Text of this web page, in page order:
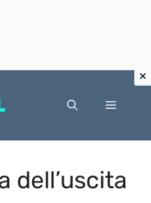
Menu
dell’uscita